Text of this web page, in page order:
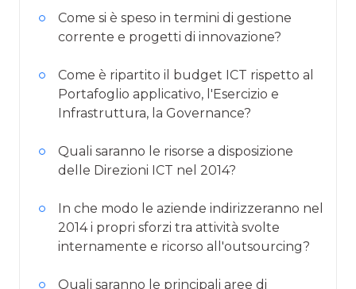
Come si è speso in termini di gestione
corrente e progetti di innovazione?
Come è ripartito il budget ICT rispetto al
Portafoglio applicativo, l'Esercizio e
Infrastruttura, la Governance?
Quali saranno le risorse a disposizione
delle Direzioni ICT nel 2014?
In che modo le aziende indirizzeranno nel
2014 i propri sforzi tra attività svolte
internamente e ricorso all'outsourcing?
Quali saranno le principali aree di